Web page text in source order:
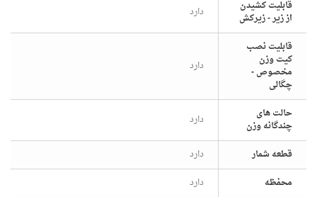
قابلیت کشیدن
از زیر - زیرکش
دارد
قابلیت نصب
کیت وزن
مخصوص -
چگالی
دارد
حالت های
چندگانه وزن
دارد
قطعه شمار
دارد
محفظه
دارد